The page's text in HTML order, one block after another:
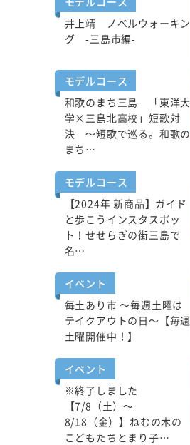
井上靖 ノベルウォーキン
グ -三島市編-
モデルコース
和歌のまち三島 「東洋大
学×三島北高校」短歌対
決 ～短歌で巡る。和歌の
まち…
モデルコース
【2024年 新商品】ガイド
と歩こうインスタスポッ
ト！せせらぎの街三島で
名…
イベント
毎土あり市 ～毎週土曜は
テイクアウトの日～【毎週
土曜開催中！】
イベント
※終了しました
【7/8（土）～
8/18（金）】ねむの木の
こどもたちとまり子…